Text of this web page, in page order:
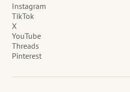
Instagram
TikTok
X
YouTube
Threads
Pinterest